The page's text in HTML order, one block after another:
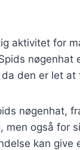
aktivitet for
nøgenhat
den er let
nøgenhat,
også for
kan